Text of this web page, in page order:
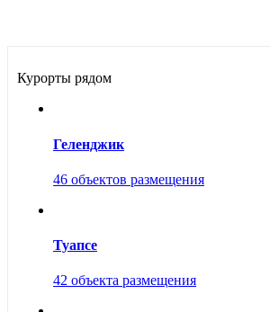
Курорты рядом
Геленджик
46 объектов размещения
Туапсе
42 объекта размещения